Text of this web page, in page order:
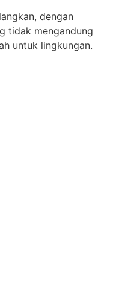
dengan
tidak mengandung
untuk lingkungan.